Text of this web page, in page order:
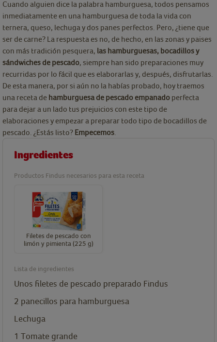
Cuando alguien dice la palabra hamburguesa, todos pensamos
inmediatamente en una hamburguesa de toda la vida con
ternera, queso, lechuga y dos panes perfectos. Pero, ¿tiene que
ser de carne? La respuesta es no, de hecho, en las zonas y paises
con más tradición pesquera, las hamburguesas, bocadillos y
sándwiches de pescado, siempre han sido preparaciones muy
recurridas por lo fácil que es elaborarlas y, después, disfrutarlas.
De esta manera, por si aún no la habías probado, hoy traemos
una receta de hamburguesa de pescado empanado perfecta
para dejar a un lado tus prejuicios con este tipo de
elaboraciones y empezar a preparar todo tipo de bocadillos de
pescado. ¿Estás listo? Empecemos
Ingredientes
Productos Findus necesarios para esta receta
Filetes de pescado con
limón y pimienta (225 g)
Lista de ingredientes
Unos filetes de pescado preparado Findus
2 panecillos para hamburguesa
Lechuga
1 Tomate grande